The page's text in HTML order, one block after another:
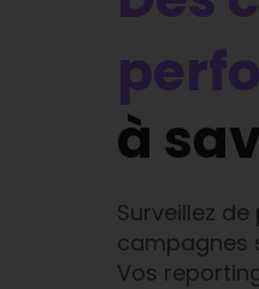
à
Surveillez
campagnes
Vos